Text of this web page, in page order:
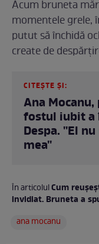
Acum bruneta
momentele grele,
putut să închidă
create de
CITEȘTE ȘI:
Ana
fostul iubit a
Despa. ''El
mea''
În articolulCum
invidiat. Bruneta a
ana mocanu